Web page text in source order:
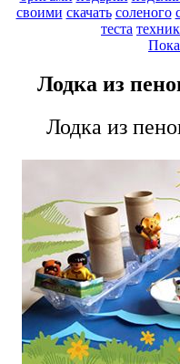
своими скачать соленого
теста
Лодка из
Лодка из